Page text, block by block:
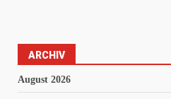
ARCHIV
August 2026